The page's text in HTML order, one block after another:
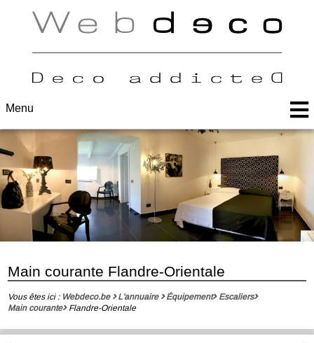
Menu
Main courante Flandre-Orientale
Vous êtes ici : Webdeco.be L'annuaire Équipement
Escaliers
Main courante
Flandre-Orientale